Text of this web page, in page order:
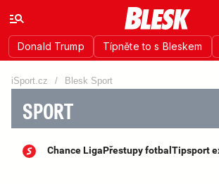
Donald Trump Típněte to s Bleskem
SPORT
Chance LigaPřestupy fotbal Tipsport
iSport.cz / Blesk Sport